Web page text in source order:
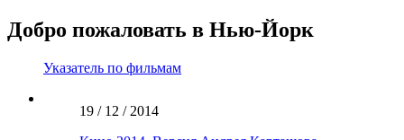
Добро пожаловать в Нью-Йорк
Указатель по фильмам
19 / 12 / 2014